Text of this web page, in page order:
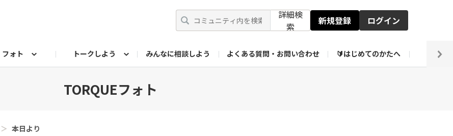
詳細検
索
新規登録 ログイン
フォト トークしよう みんなに相談しよう よくある質問・お問い合わせ 🔰はじめてのかたへ 編集
TORQUEフォト
＞ 本日より